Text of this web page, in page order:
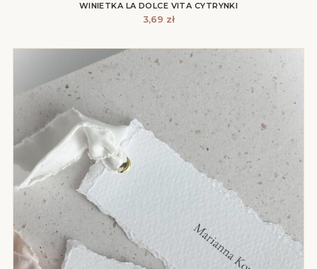
WINIETKA LA DOLCE VITA CYTRYNKI
3,69 zł